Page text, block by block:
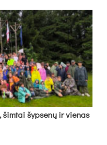
šim­tai šyp­se­nų ir vie­nas